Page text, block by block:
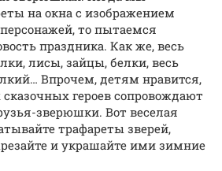
на окна с изображением
то пытаемся
праздника. Как же, весь
лисы, зайцы, белки, весь
Впрочем, детям нравится,
героев сопровождают
зверюшки. Вот веселая
трафареты зверей,
и украшайте ими зимние